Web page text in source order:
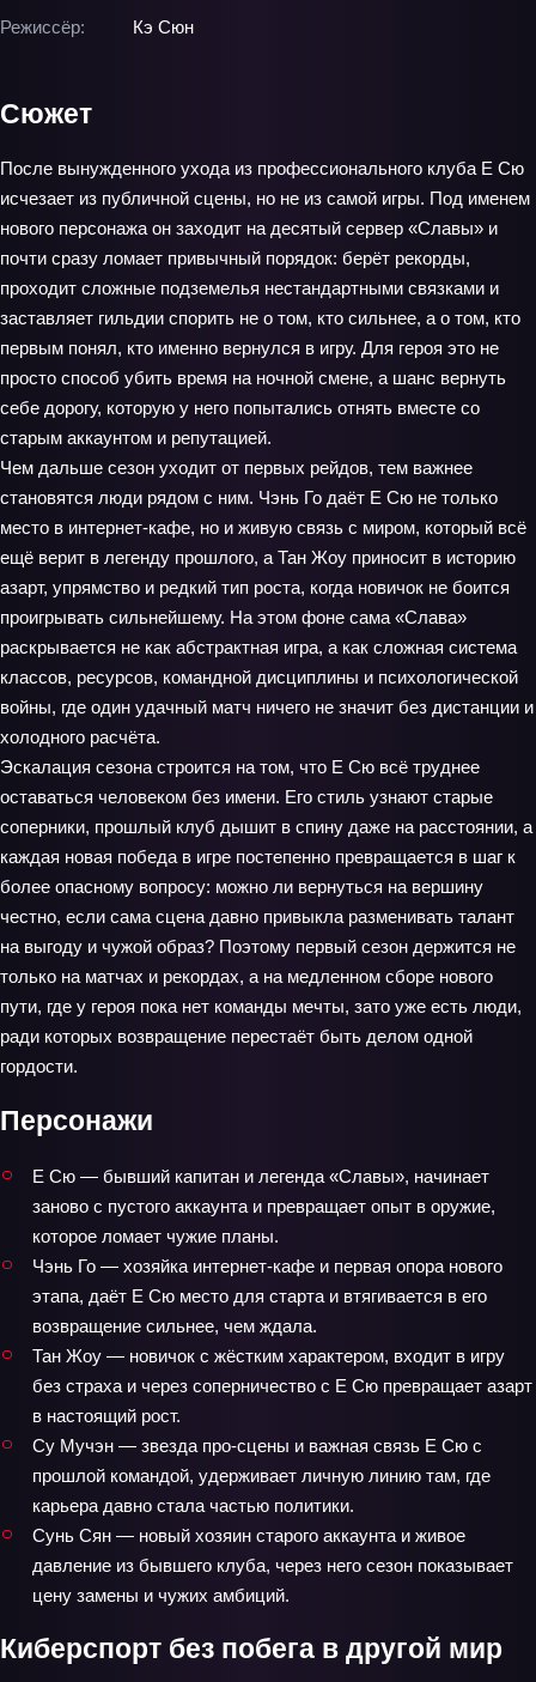
Режиссёр: Кэ Сюн
Сюжет
После вынужденного ухода из профессионального клуба Е Сю
исчезает из публичной сцены, но не из самой игры. Под именем
нового персонажа он заходит на десятый сервер «Славы» и
почти сразу ломает привычный порядок: берёт рекорды,
проходит сложные подземелья нестандартными связками и
заставляет гильдии спорить не о том, кто сильнее, а о том, кто
первым понял, кто именно вернулся в игру. Для героя это не
просто способ убить время на ночной смене, а шанс вернуть
себе дорогу, которую у него попытались отнять вместе со
старым аккаунтом и репутацией.
Чем дальше сезон уходит от первых рейдов, тем важнее
становятся люди рядом с ним. Чэнь Го даёт Е Сю не только
место в интернет-кафе, но и живую связь с миром, который всё
ещё верит в легенду прошлого, а Тан Жоу приносит в историю
азарт, упрямство и редкий тип роста, когда новичок не боится
проигрывать сильнейшему. На этом фоне сама «Слава»
раскрывается не как абстрактная игра, а как сложная система
классов, ресурсов, командной дисциплины и психологической
войны, где один удачный матч ничего не значит без дистанции и
холодного расчёта.
Эскалация сезона строится на том, что Е Сю всё труднее
оставаться человеком без имени. Его стиль узнают старые
соперники, прошлый клуб дышит в спину даже на расстоянии, а
каждая новая победа в игре постепенно превращается в шаг к
более опасному вопросу: можно ли вернуться на вершину
честно, если сама сцена давно привыкла разменивать талант
на выгоду и чужой образ? Поэтому первый сезон держится не
только на матчах и рекордах, а на медленном сборе нового
пути, где у героя пока нет команды мечты, зато уже есть люди,
ради которых возвращение перестаёт быть делом одной
гордости.
Персонажи
Е Сю — бывший капитан и легенда «Славы», начинает
заново с пустого аккаунта и превращает опыт в оружие,
которое ломает чужие планы.
Чэнь Го — хозяйка интернет-кафе и первая опора нового
этапа, даёт Е Сю место для старта и втягивается в его
возвращение сильнее, чем ждала.
Тан Жоу — новичок с жёстким характером, входит в игру
без страха и через соперничество с Е Сю превращает азарт
в настоящий рост.
Су Мучэн — звезда про-сцены и важная связь Е Сю с
прошлой командой, удерживает личную линию там, где
карьера давно стала частью политики.
Сунь Сян — новый хозяин старого аккаунта и живое
давление из бывшего клуба, через него сезон показывает
цену замены и чужих амбиций.
Киберспорт без побега в другой мир